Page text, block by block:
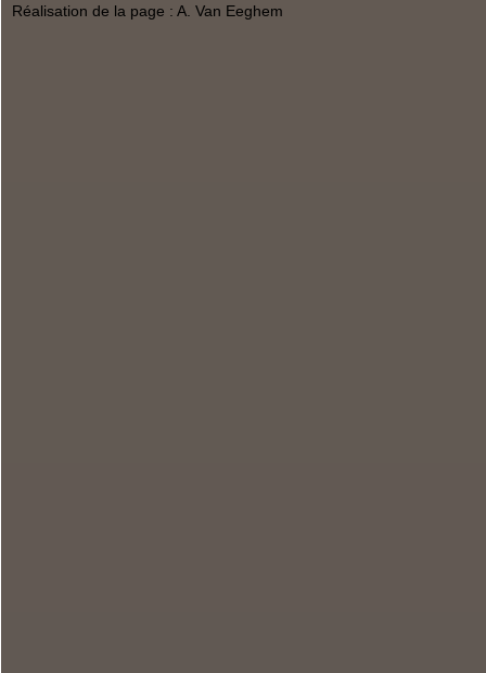
Réalisation de la page : A. Van Eeghem